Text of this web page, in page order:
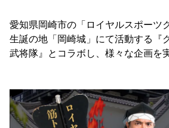
愛知県岡崎市の「ロイヤルスポーツ
生誕の地「岡崎城」にて活動する『
武将隊』とコラボし、様々な企画を